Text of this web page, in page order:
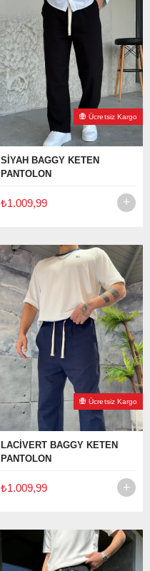
SİYAH BAGGY KETEN
PANTOLON
₺1.009,99
Ücretsiz Kargo
LACİVERT BAGGY KETEN
PANTOLON
₺1.009,99
Ücretsiz Kargo